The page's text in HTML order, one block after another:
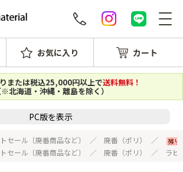
お気に入り カート
または税込25,000円以上で送料無料！
※北海道・沖縄・離島を除く）
PC版を表示
セール〔廃番商品など〕
廃番（ポリ）
セール〔廃番商品など〕 廃番（ポリ） ラビ